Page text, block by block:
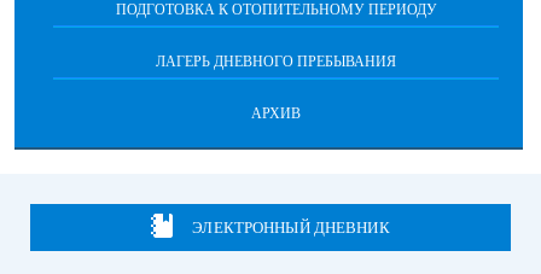
ПОДГОТОВКА К ОТОПИТЕЛЬНОМУ ПЕРИОДУ
ЛАГЕРЬ ДНЕВНОГО ПРЕБЫВАНИЯ
АРХИВ
ЭЛЕКТРОННЫЙ ДНЕВНИК